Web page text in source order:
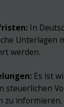
In
Unterlagen
werden.
Es ist
steuerlichen
zu informieren.